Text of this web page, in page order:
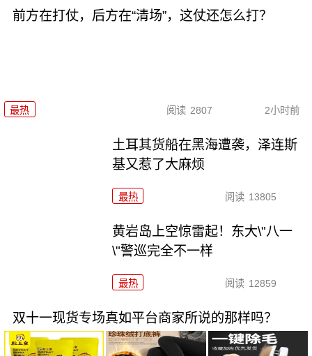
前方在打仗，后方在“清场”，这仗还怎么打？
最热 阅读 2807 2小时前
土耳其货船在黑海遭袭，泽连斯
基又惹了大麻烦
最热 阅读 13805
黄岩岛上空惊雷起！东大\"八一
\"警巡完全不一样
最热 阅读 12859
双十一现货专场真如平台商家所说的那样吗？